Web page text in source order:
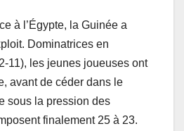
à l’Égypte, la Guinée a
Dominatrices en
11), les jeunes joueuses ont
avant de céder dans le
sous la pression des
finalement 25 à 23.